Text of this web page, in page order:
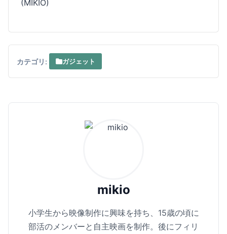
(MIKIO)
カテゴリ: ガジェット
mikio
小学生から映像制作に興味を持ち、15歳の頃に
部活のメンバーと自主映画を制作。後にフィリ